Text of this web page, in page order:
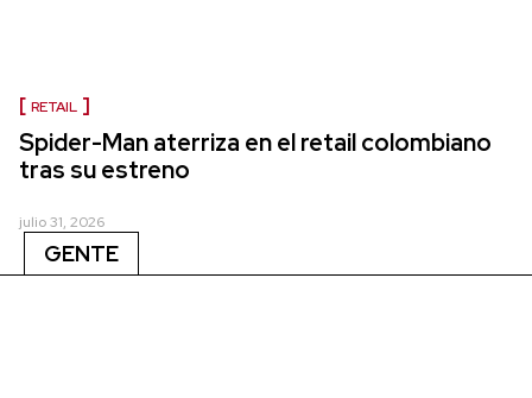
RETAIL
Spider-Man aterriza en el retail colombiano
tras su estreno
julio 31, 2026
GENTE